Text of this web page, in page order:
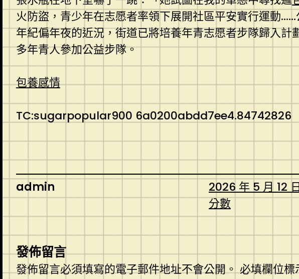
火防盜，青少年在志愿者率領下展開社區平安實行運動
年紀偏年夜的近況，街道已將培養年青志愿者步隊歸入
多年青人參加公益步隊。
包養感情
TC:sugarpopular900 6a0200abdd7ee4.84742826
admin
2026 年 5 月 12
分數
發佈留言
發佈留言必須填寫的電子郵件地址不會公開。必填欄位